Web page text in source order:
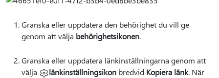
Granska eller uppdatera den behörighet du vill ge
genom att välja behörighetsikonen.
Granska eller uppdatera länkinställningarna genom att
välja
länkinställningsikon bredvid Kopiera länk. När